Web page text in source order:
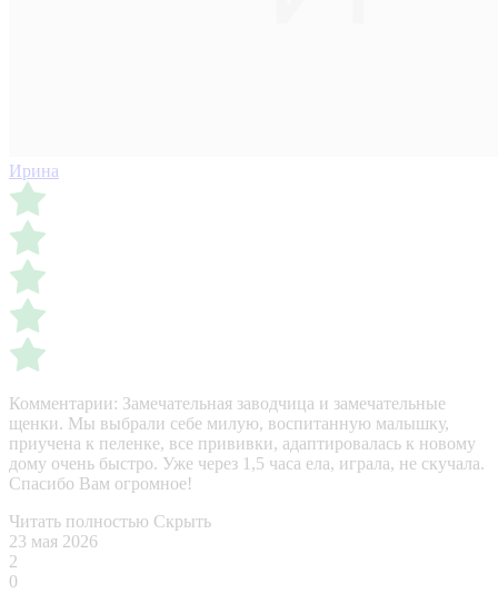
Ирина
Комментарии: Замечательная заводчица и замечательные
щенки. Мы выбрали себе милую, воспитанную малышку,
приучена к пеленке, все прививки, адаптировалась к новому
дому очень быстро. Уже через 1,5 часа ела, играла, не скучала.
Спасибо Вам огромное!
Читать полностью Скрыть
23 мая 2026
2
0